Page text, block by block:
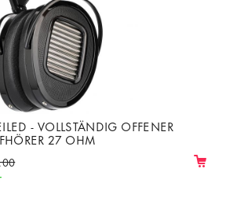
- VOLLSTÄNDIG OFFENER
27 OHM